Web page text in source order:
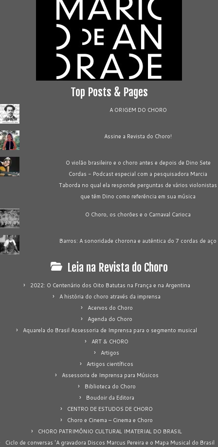
Top Posts & Pages
A ORIGEM DO CHORO
Assine a Revista do Choro!
O violão brasileiro e o choro antes e depois de Dino Sete
Cordas - Podcast especial com a pesquisadora Marcia
Taborda no qual ela responde perguntas de vários violonistas
que têm Dino como referência em sua música
O Choro, os chorões e o Carnaval Carioca
Barros: A sonoridade chorona e autêntica do 7 cordas de aço
Leia na Revista do Choro
2022: O Centenário dos Oito Batutas na França e na Argentina
A história do choro através da imprensa
Acervos do Choro
Agenda do Choro
Aquarela do Brasil Assessoria de Imprensa para o segmento musical
ART & CHORO
Artigos
Artigos científicos
Assessoria de Imprensa para Músicos
Biblioteca do Choro
Boudoir da Editora
CENTRO DE ESTUDOS DE CHORO
Choro e Cinema – Cinema e Choro
CHORO PATRIMÔNIO CULTURAL IMATERIAL DO BRASIL
Ciclo de conversas 'A gravadora Discos Marcus Pereira e o Mapa Musical do Brasil